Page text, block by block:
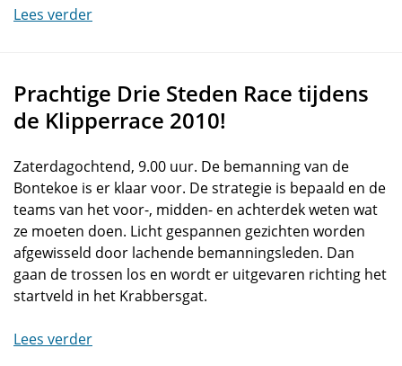
Lees verder
Prachtige Drie Steden Race tijdens
de Klipperrace 2010!
Zaterdagochtend, 9.00 uur. De bemanning van de
Bontekoe is er klaar voor. De strategie is bepaald en de
teams van het voor-, midden- en achterdek weten wat
ze moeten doen. Licht gespannen gezichten worden
afgewisseld door lachende bemanningsleden. Dan
gaan de trossen los en wordt er uitgevaren richting het
startveld in het Krabbersgat.
Lees verder